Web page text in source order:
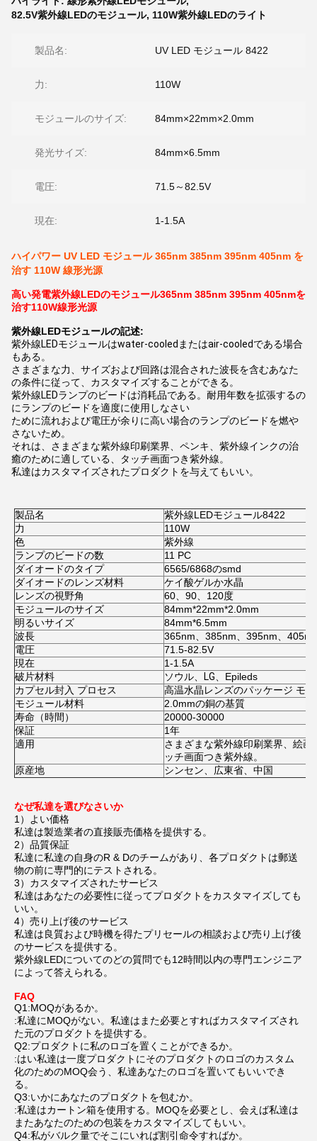
82.5V紫外線LEDのモジュール, 110W紫外線LEDのライト
製品名: UV LED モジュール 8422
力: 110W
モジュールのサイズ: 84mm×22mm×2.0mm
発光サイズ: 84mm×6.5mm
電圧: 71.5～82.5V
現在: 1-1.5A
ハイパワー UV LED モジュール 365nm 385nm 395nm 405nm を
治す 110W 線形光源
高い発電紫外線LEDのモジュール365nm 385nm 395nm 405nmを
治す110W線形光源
紫外線LEDモジュールの記述:
紫外線LEDモジュールはwater-cooledまたはair-cooledである場合
もある。
さまざまな力、サイズおよび回路は混合された波長を含むあなた
の条件に従って、カスタマイズすることができる。
紫外線LEDランプのビードは消耗品である。耐用年数を拡張するの
にランプのビードを適度に使用しなさい
ために流れおよび電圧が余りに高い場合のランプのビードを燃や
さないため。
それは、さまざまな紫外線印刷業界、ペンキ、紫外線インクの治
癒のために適している、タッチ画面つき紫外線。
私達はカスタマイズされたプロダクトを与えてもいい。
製品名
紫外線LEDモジュール8422
力
110W
色
紫外線
ランプのビードの数
11 PC
ダイオードのタイプ
6565/6868のsmd
ダイオードのレンズ材料
ケイ酸ゲルか水晶
レンズの視野角
60、90、120度
モジュールのサイズ
84mm*22mm*2.0mm
明るいサイズ
84mm*6.5mm
波長
365nm、385nm、395nm、
電圧
71.5-82.5V
現在
1-1.5A
破片材料
ソウル 、LG 、Epileds
カプセル封入 プロセス
高温水晶レンズのパッケージ モ
モジュール材料
2.0mmの銅の基質
寿命（時間）
20000-30000
保証
1年
適用
さまざまな紫外線印刷業界、絵
ッチ画面つき紫外線。
原産地
シンセン、広東省、中国
なぜ私達を選びなさいか
1）よい価格
私達は製造業者の直接販売価格を提供する。
2）品質保証
私達に私達の自身のR & Dのチームがあり、各プロダクトは郵送
物の前に専門的にテストされる。
3）カスタマイズされたサービス
私達はあなたの必要性に従ってプロダクトをカスタマイズしても
いい。
4）売り上げ後のサービス
私達は良質および時機を得たプリセールの相談および売り上げ後
のサービスを提供する。
紫外線LEDについてのどの質問でも12時間以内の専門エンジニア
によって答えられる。
FAQ
Q1:MOQがあるか。
:私達にMOQがない。私達はまた必要とすればカスタマイズされ
た元のプロダクトを提供する。
Q2:プロダクトに私のロゴを置くことができるか。
:はい私達は一度プロダクトにそのプロダクトのロゴのカスタム
化のためのMOQ会う、私達あなたのロゴを置いてもいいでき
る。
Q3:いかにあなたのプロダクトを包むか。
:私達はカートン箱を使用する。MOQを必要とし、会えば私達は
またあなたのための包装をカスタマイズしてもいい。
Q4:私がバルク量でそこにいれば割引命令すればか。